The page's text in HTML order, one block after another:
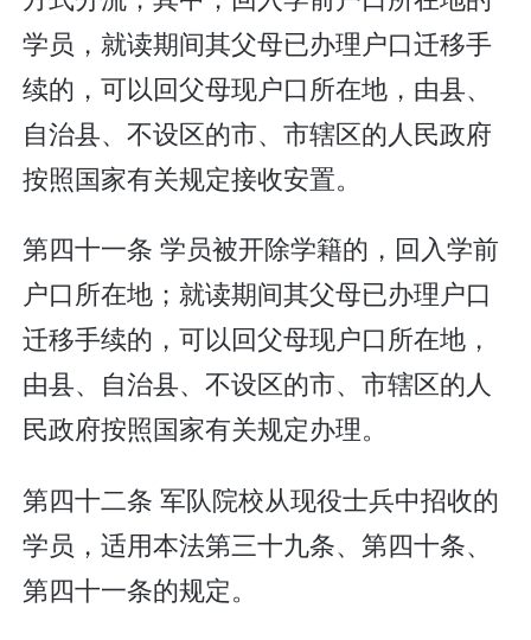
学员，就读期间其父母已办理户口迁移手
续的，可以回父母现户口所在地，由县、
自治县、不设区的市、市辖区的人民政府
按照国家有关规定接收安置。
第四十一条 学员被开除学籍的，回入学前
户口所在地；就读期间其父母已办理户口
迁移手续的，可以回父母现户口所在地，
由县、自治县、不设区的市、市辖区的人
民政府按照国家有关规定办理。
第四十二条 军队院校从现役士兵中招收的
学员，适用本法第三十九条、第四十条、
第四十一条的规定。